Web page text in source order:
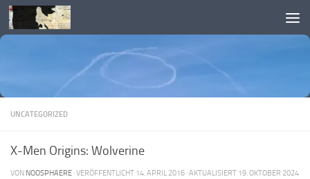
Skip to content
UNCATEGORIZED
X-Men Origins: Wolverine
VON NOOSPHAERE · VERÖFFENTLICHT 14. APRIL 2016 · AKTUALISIERT 19. OKTOBER 2024